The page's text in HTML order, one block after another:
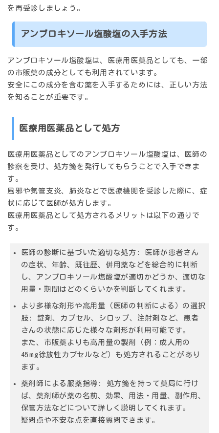
を再受診しましょう。
アンブロキソール塩酸塩の入手方法
アンブロキソール塩酸塩は、医療用医薬品としても、一部
の市販薬の成分としても利用されています。
安全にこの成分を含む薬を入手するためには、正しい方法
を知ることが重要です。
医療用医薬品として処方
医療用医薬品としてのアンブロキソール塩酸塩は、医師の
診察を受け、処方箋を発行してもらうことで入手できま
す。
風邪や気管支炎、肺炎などで医療機関を受診した際に、症
状に応じて医師が処方します。
医療用医薬品として処方されるメリットは以下の通りで
す。
医師の診断に基づいた適切な処方:
医師が患者さん
の症状、年齢、既往歴、併用薬などを総合的に判断
し、アンブロキソール塩酸塩が適切かどうか、適切な
用量・期間はどのくらいかを判断してくれます。
より多様な剤形や高用量（医師の判断による）の選択
肢:
錠剤、カプセル、シロップ、注射剤など、患者
さんの状態に応じた様々な剤形が利用可能です。
また、市販薬よりも高用量の製剤（例：成人用の
45mg徐放性カプセルなど）も処方されることがあり
ます。
薬剤師による服薬指導:
処方箋を持って薬局に行け
ば、薬剤師が薬の名前、効果、用法・用量、副作用、
保管方法などについて詳しく説明してくれます。
疑問点や不安な点を直接質問できます。